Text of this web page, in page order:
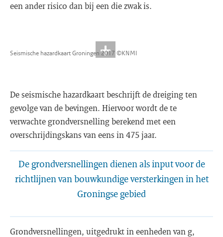
een ander risico dan bij een die zwak is.
Seismische hazardkaart Groningen 2017 ©KNMI
De seismische hazardkaart beschrijft de dreiging ten
gevolge van de bevingen. Hiervoor wordt de te
verwachte grondversnelling berekend met een
overschrijdingskans van eens in 475 jaar.
De grondversnellingen dienen als input voor de
richtlijnen van bouwkundige versterkingen in het
Groningse gebied
Grondversnellingen, uitgedrukt in eenheden van g,